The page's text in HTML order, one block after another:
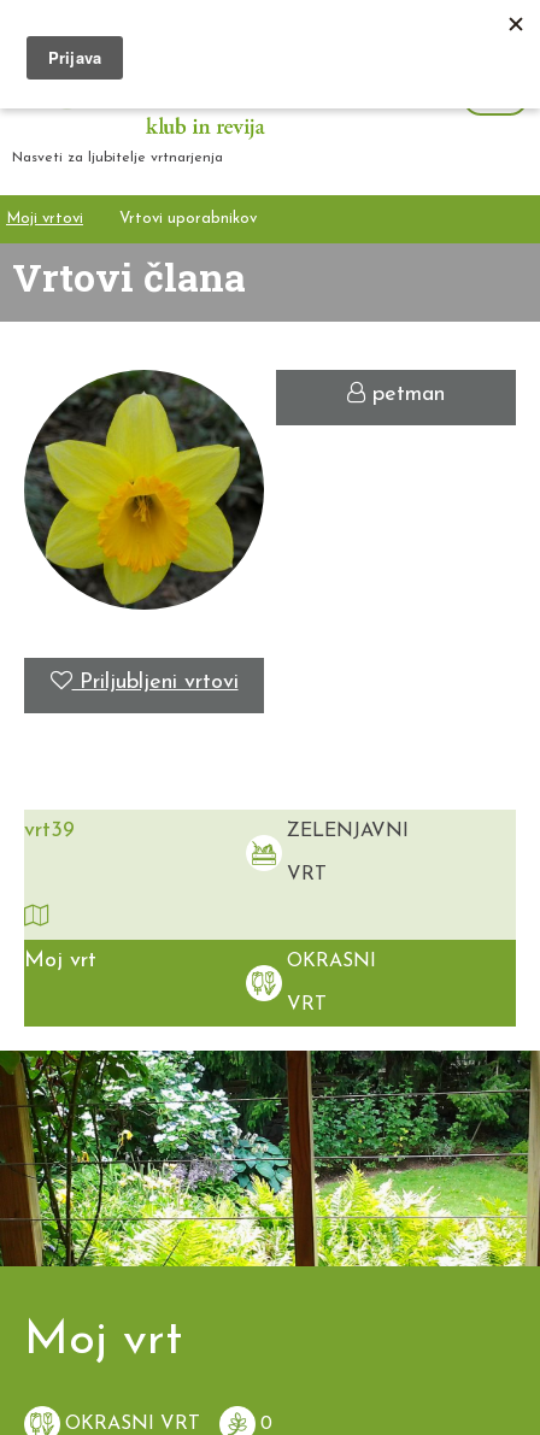
Nasveti za ljubitelje vrtnarjenja
Moji vrtovi Vrtovi uporabnikov
Vrtovi člana
petman
Priljubljeni vrtovi
vrt39 ZELENJAVNI
VRT
Moj vrt OKRASNI
VRT
Moj vrt
OKRASNI VRT 0